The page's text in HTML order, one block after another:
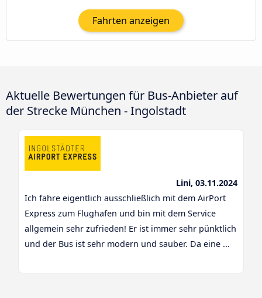
Fahrten anzeigen
Aktuelle Bewertungen für Bus-Anbieter auf
der Strecke München - Ingolstadt
Lini, 03.11.2024
Ich fahre eigentlich ausschließlich mit dem AirPort
Express zum Flughafen und bin mit dem Service
allgemein sehr zufrieden! Er ist immer sehr pünktlich
und der Bus ist sehr modern und sauber. Da eine ...